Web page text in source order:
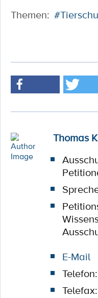
Themen:
Thomas
E-Mail